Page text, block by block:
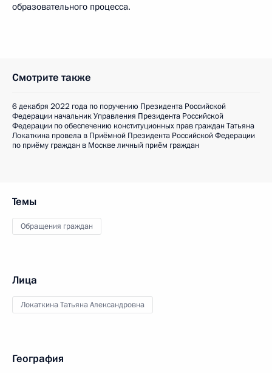
образовательного процесса.
Смотрите также
6 декабря 2022 года по поручению Президента Российской
Федерации начальник Управления Президента Российской
Федерации по обеспечению конституционных прав граждан Татьяна
Локаткина провела в Приёмной Президента Российской Федерации
по приёму граждан в Москве личный приём граждан
Темы
Обращения граждан
Лица
Локаткина Татьяна Александровна
География